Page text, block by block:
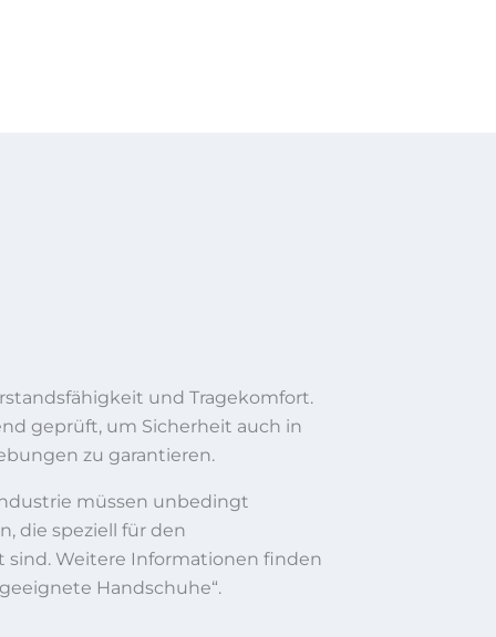
und Tragekomfort.
geprüft, um Sicherheit auch in
zu garantieren.
müssen unbedingt
die speziell für den
Weitere Informationen finden
Handschuhe“.